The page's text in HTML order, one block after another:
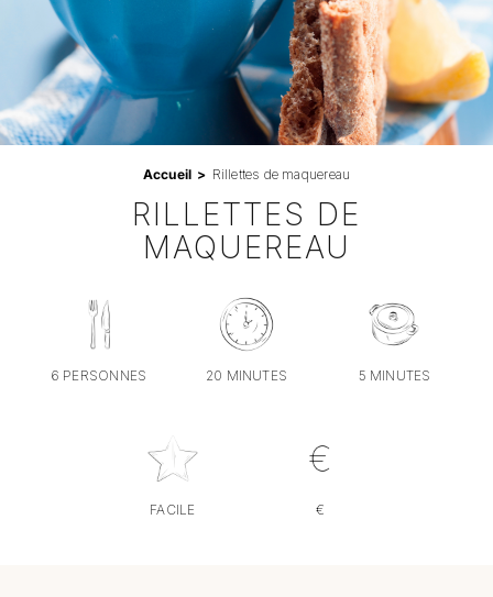
Professionnels
RECHERCHER:
Accueil Rillettes de maquereau
RILLETTES DE
MAQUEREAU
6 PERSONNES 20 MINUTES 5 MINUTES
FACILE €